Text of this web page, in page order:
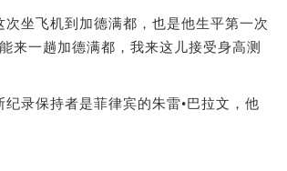
坐飞机到加德满都，也是他生平第一次
来一趟加德满都，我来这儿接受身高测
录保持者是菲律宾的朱雷•巴拉文，他